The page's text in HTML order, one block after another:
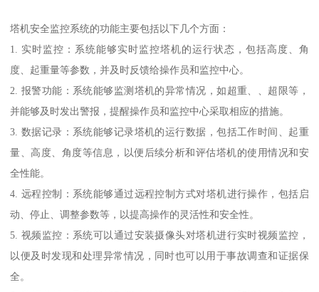
塔机安全监控系统的功能主要包括以下几个方面：
1. 实时监控：系统能够实时监控塔机的运行状态，包括高度、角
度、起重量等参数，并及时反馈给操作员和监控中心。
2. 报警功能：系统能够监测塔机的异常情况，如超重、、超限等，
并能够及时发出警报，提醒操作员和监控中心采取相应的措施。
3. 数据记录：系统能够记录塔机的运行数据，包括工作时间、起重
量、高度、角度等信息，以便后续分析和评估塔机的使用情况和安
全性能。
4. 远程控制：系统能够通过远程控制方式对塔机进行操作，包括启
动、停止、调整参数等，以提高操作的灵活性和安全性。
5. 视频监控：系统可以通过安装摄像头对塔机进行实时视频监控，
以便及时发现和处理异常情况，同时也可以用于事故调查和证据保
全。